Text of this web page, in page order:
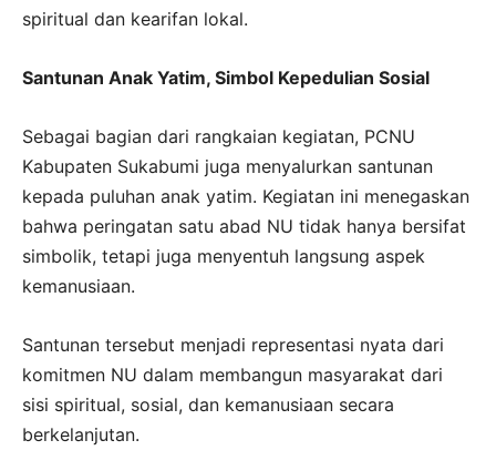
spiritual dan kearifan lokal.
Santunan Anak Yatim, Simbol Kepedulian Sosial
Sebagai bagian dari rangkaian kegiatan, PCNU
Kabupaten Sukabumi juga menyalurkan santunan
kepada puluhan anak yatim. Kegiatan ini menegaskan
bahwa peringatan satu abad NU tidak hanya bersifat
simbolik, tetapi juga menyentuh langsung aspek
kemanusiaan.
Santunan tersebut menjadi representasi nyata dari
komitmen NU dalam membangun masyarakat dari
sisi spiritual, sosial, dan kemanusiaan secara
berkelanjutan.